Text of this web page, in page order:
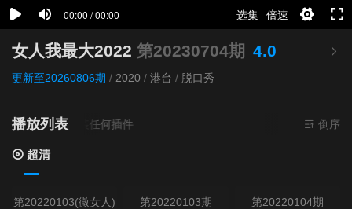
女人我最大2022 第20230704期 4.0
更新至20260806期 / 2020 / 港台 / 脱口秀
播放列表
超清- 无需安装任何插件 倒序
超清
第20220103(微女人) 第20220103期 第20220104期